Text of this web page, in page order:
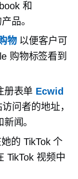
和
品。
物以便客户可
购物标签看到
册表单 Ecwid
问者的地址，
闻。
的 TikTok 个
TikTok 视频中